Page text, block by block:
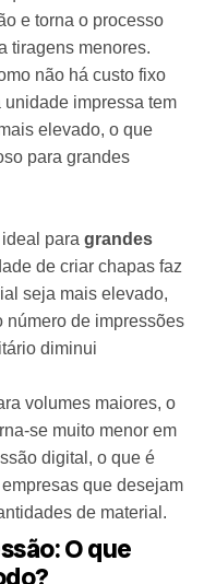
e torna o processo
tiragens menores.
não há custo fixo
impressa tem
elevado, o que
para grandes
para grandes
de criar chapas faz
seja mais elevado,
número de impressões
diminui
volumes maiores, o
se muito menor em
digital, o que é
que desejam
de material.
O que